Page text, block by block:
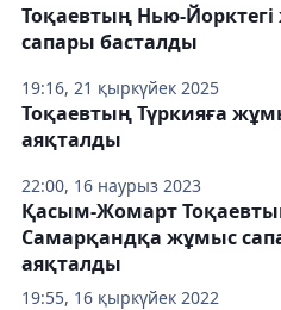
19:16, 21 қыркүйек 2025
Тоқаевтың Нью-
сапары басталды
22:00, 16 наурыз 2023
Тоқаевтың Түркияға
аяқталды
19:55, 16 қыркүйек 2022
Қасым-Жомарт
Самарқандқа жұмыс
аяқталды